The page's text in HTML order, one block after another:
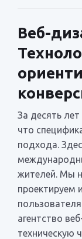
Веб-
За десять
что
подхода.
жителей. Мы
проектируем
агентство
техническую